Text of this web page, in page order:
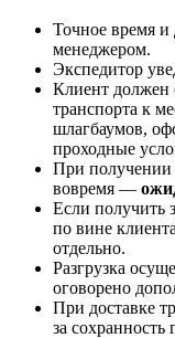
Точное время и
менеджером.
Экспедитор
Клиент должен
транспорта к
шлагбаумов,
проходные
При получении
вовремя —
Если получить
по вине
отдельно.
Разгрузка
оговорено
При доставке
за сохранность